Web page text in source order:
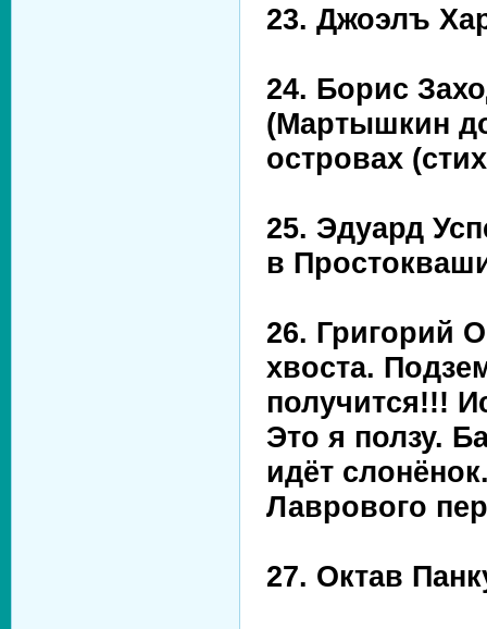
23. Джоэлъ
24. Борис
(Мартышкин
островах
25. Эдуард
в
26. Григорий
хвоста.
получится!!!
Это я ползу.
идёт
Лаврового
27. Октав